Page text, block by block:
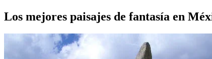
Los mejores paisajes de fantasía en